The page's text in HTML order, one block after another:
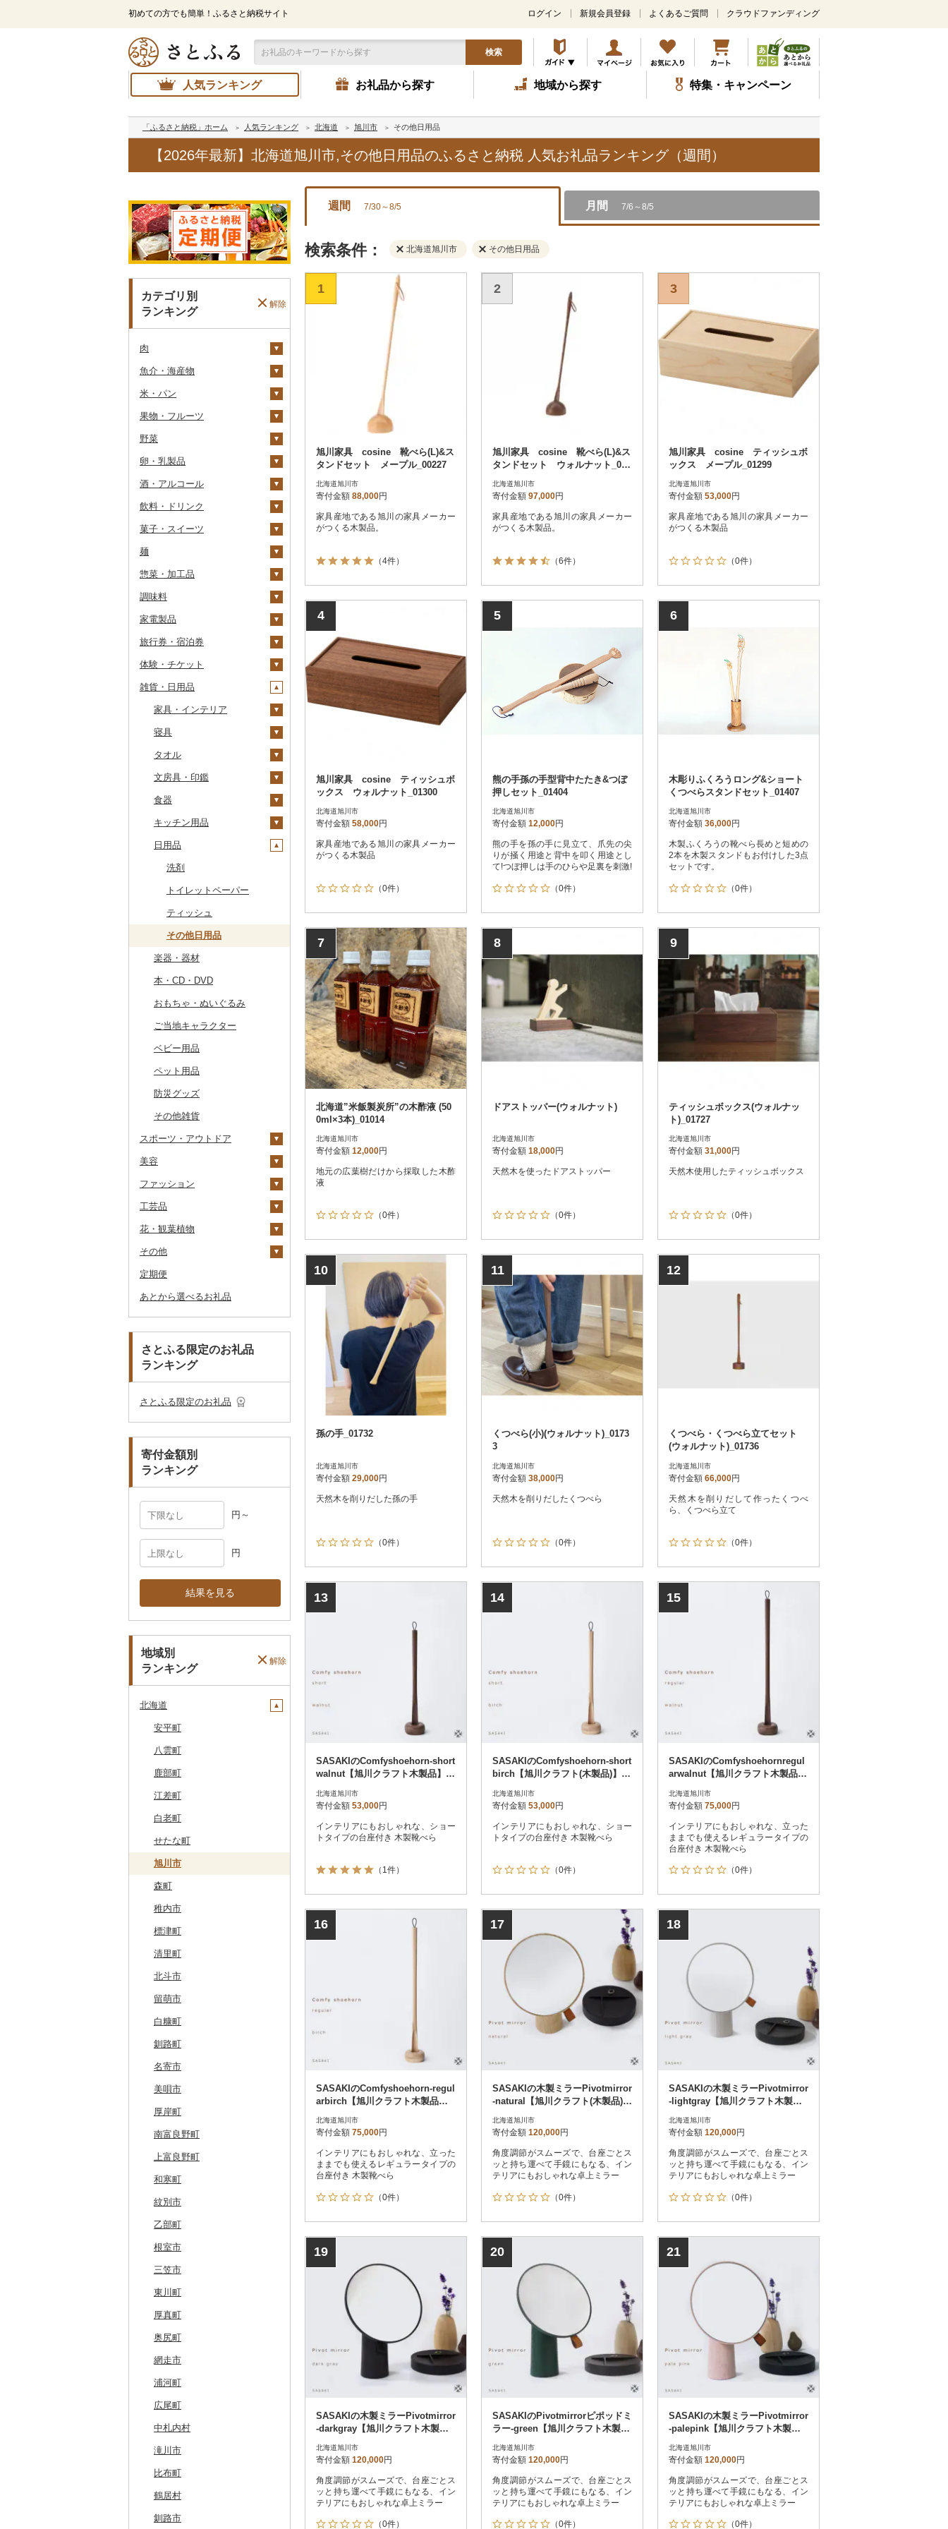
初めての方でも簡単！ふるさと納税サイト
メ
ン
コ
ン
テ
ツ
ッ
プ
ログイン 新規会員登録 よくあるご質問 クラウドファンディング
検索
人気ランキング お礼品から探す 地域から探す 特集・キャンペーン
「ふるさと納税」ホーム 人気ランキング 北海道 旭川市 その他日用品
【2026年最新】北海道旭川市,その他日用品のふるさと納税 人気お礼品ランキング（週間）
カテゴリ別
ランキング
解除
肉
牛肉（精肉）
ステーキ
すき焼き
焼肉
牛タン
和牛
黒毛和牛
仙台牛
米沢牛
山形牛
常陸牛
上州牛
飛騨牛
近江牛
神戸牛・神戸ビーフ
但馬牛
土佐あかうし
佐賀牛
長崎和牛
あか牛
宮崎牛
その他牛肉（精肉）
牛肉（加工品）
ハンバーグ
ローストビーフ
ビーフジャーキー
その他牛肉（加工品）
豚肉（精肉）
すき焼き
しゃぶしゃぶ
焼肉
アグー豚
豚肉（加工品）
ハンバーグ
もつ鍋
ハム
ソーセージ・ウインナ
鶏肉
鶏肉（精肉）
ハム・ソーセージ
唐揚げ
水炊き
地鶏
赤鶏さつま
その他鶏肉
鹿肉
馬肉
羊肉・ラム肉（ジンギス
魚介・海産物
カニ
ズワイガニ
毛ガニ
かにしゃぶ
その他カニ
エビ
ボタンエビ
伊勢海老
その他エビ
いくら
うに
明太子・たらこ
明太子
たらこ
その他魚卵
数の子
キャビア
その他魚卵
貝
鮑（アワビ）
牡蠣（カキ）
あさり
しじみ
サザエ
はまぐり
その他貝
鮮魚
鮭・サーモン
マグロ
イワシ
カツオ
金目鯛
クエ
くじら
サバ
さんま
鯛
のどぐろ
ふぐ
ブリ
ほっけ
その他鮮魚
イカ・タコ
イカ
タコ
海苔・海藻
海苔
わかめ
ひじき
その他海苔・海藻
干物
ししゃも
その他干物
その他魚介・加工品
しらす・ちりめん
かまぼこ・練り製品
その他魚介・加工品
米・パン
米
無洗米
玄米
金芽米
ゆめぴりか
コシヒカリ
はえぬき
さがびより
あきたこまち
ひとめぼれ
ミルキークィーン
ななつぼし
その他米
雑穀
餅
その他穀物加工品
パン
果物・フルーツ
ぶどう・マスカット
巨峰
ナガノパープル
ピオーネ
デラウェア
その他ぶどう・マスカ
いちご
りんご
もも
メロン
梨
和梨
洋梨・ラフランス
マンゴー
みかん・柑橘
みかん
レモン
不知火・デコポン
せとか
文旦
まどんな
ポンカン
その他柑橘
すいか
キウイ
柿（カキ）
ドライフルーツ
干し柿
干し芋
その他ドライフルーツ
その他果物
びわ
ブルーベリー
パイナップル
栗
その他果物
野菜
いも
じゃがいも
さつまいも
その他いも
トマト
フルーツトマト
ミニトマト
玉ねぎ
ねぎ
根菜
人参
大根
自然薯
レンコン
にんにく・生姜
その他根菜
アスパラガス
豆
きのこ
しいたけ
松茸
その他きのこ
その他野菜
山菜
かぼちゃ
茄子
レタス
その他野菜
卵・乳製品
卵
チーズ
ヨーグルト
バター
その他乳製品
酒・アルコール
ビール・発泡酒
ビール
地ビール・クラフトビ
日本酒
純米吟醸
大吟醸
吟醸
その他日本酒
芋焼酎
麦焼酎
米焼酎
黒糖焼酎
その他焼酎
梅酒
泡盛
ワイン
白ワイン
赤ワイン
シャンパン・スパーク
ウイスキー
リキュール・洋酒
甘酒
ノンアルコール
その他酒
飲料・ドリンク
水・ミネラルウォーター
飲料
コーヒー豆
粉
ドリップ
茶
飲料
茶葉・ティーバッグ
静岡茶
足柄茶
知覧茶
八女茶
その他茶
果汁飲料
りんごジュース
みかんジュース（オレ
紅茶
飲料
茶葉・ティーバッグ
その他飲料・ジュース
野菜ジュース
炭酸飲料
豆乳
その他飲料・ジュース
菓子・スイーツ
クッキー
焼き菓子
プリン
ゼリー
チョコレート
カステラ
アイス・ジェラート
その他洋菓子
煎餅・おかき
羊羹
饅頭
大福
その他和菓子
麺
ラーメン
うどん
そば
パスタ
ひやむぎ
そうめん
その他麺
惣菜・加工品
惣菜
餃子
シュウマイ
コロッケ
その他惣菜
カレー・シチュー
カレー
シチュー
鍋
肉
魚
その他鍋
ピザ
レトルト
スープ
豆腐・納豆
豆腐
納豆
漬物
梅干
キムチ
その他漬物
缶詰・瓶詰
肉
魚
果物
ジャム
その他缶詰・瓶詰
乾物
燻製（スモーク）
おせち
その他加工品
調味料
砂糖
塩
醤油
味噌
酢
だし
食用油
えごま油
オリーブオイル
ごま油
その他食用油
はちみつ
ドレッシング
その他調味料
みりん
ケチャップ
こしょう
その他調味料
家電製品
季節・空調家電
キッチン家電
照明器具
パソコン・周辺機器
TV・オーディオ・カメラ
美容・健康家電
カー用品
時計
その他家電
旅行券・宿泊券
旅行券
JTBふるさと旅行クー
（紙券）
その他旅行券
宿泊券
体験・チケット
PayPay商品券
食事券
温泉・サウナ・スパ利用
ゴルフプレー券
GDOふるさとゴルフ
プレークーポン
その他のゴルフプレー
券
花火大会チケット
カタログギフト
その他体験・チケット
雑貨・日用品
家具・インテリア
タンス
机・テーブル
椅子・チェア・ソファ
その他家具・インテリ
寝具
布団
枕
毛布
タオルケット
その他寝具
タオル
泉州タオル
その他タオル
文房具・印鑑
ボールペン
ノート・ファイル
印鑑
その他文房具
食器
グラス・カップ
タンブラー
箸
スプーン・フォーク・
皿・椀
弁当箱
キッチン用品
包丁
フライパン
鍋
まな板
土鍋
その他キッチン用品
日用品
洗剤
トイレットペーパー
ティッシュ
その他日用品
楽器・器材
本・CD・DVD
おもちゃ・ぬいぐるみ
ご当地キャラクター
ベビー用品
ペット用品
防災グッズ
その他雑貨
スポーツ・アウトドア
ゴルフ
ゴルフボール
ゴルフウェア
その他ゴルフ
釣り
サイクリング
アウトドア・キャンプ
その他スポーツ
その他スポーツ
美容
スキンケア
洗顔
その他スキンケア
シャンプー・リンス
石鹸・ボディーソープ
入浴剤
アロマ
プロテイン
その他美容
ファッション
鞄・バッグ
トートバッグ・ショル
ツケース
その他鞄・バッグ
洋服
女性・レディース
子供・ベビー
その他洋服
和服
靴・履物
靴・シューズ
スリッパ・下駄・草履
その他靴・履物
アクセサリー
ペンダント・ネックレ
ス
ピアス・イヤリング
その他アクセサリー
その他服飾小物
ショール・ストール
マフラー・手袋
工芸品
織物
本場奄美大島紬
陶器・漆器
唐津焼
備前焼
美濃焼
村上木彫堆朱
その他装飾品・工芸品
数珠
工芸品
播州そろばん
美濃和紙
花・観葉植物
観葉植物・苗木
花
胡蝶蘭
造花・プリザーブドフ
ラワー
その他花
盆栽・その他
その他
地域サービス
その他
定期便
あとから選べるお礼品
さとふる限定のお礼品
ランキング
さとふる限定のお礼品
寄付金額別
ランキング
円～
円
結果を見る
地域別
ランキング
解除
北海道
安平町
八雲町
鹿部町
江差町
白老町
せたな町
旭川市
森町
稚内市
標津町
清里町
北斗市
留萌市
白糠町
釧路町
名寄市
美唄市
厚岸町
南富良野町
上富良野町
和寒町
紋別市
乙部町
根室市
三笠市
東川町
厚真町
奥尻町
網走市
浦河町
広尾町
中札内村
滝川市
比布町
鶴居村
釧路市
週間 7/30～8/5 月間 7/6～8/5
検索条件： 北海道旭川市 その他日用品
1
旭川家具 cosine 靴べら(L)&ス
タンドセット メープル_00227
北海道旭川市
寄付金額 88,000円
家具産地である旭川の家具メーカー
がつくる木製品。
（4件）
2
旭川家具 cosine 靴べら(L)&ス
タンドセット ウォルナット_002
28
北海道旭川市
寄付金額 97,000円
家具産地である旭川の家具メーカー
がつくる木製品。
（6件）
3
旭川家具 cosine ティッシュボ
ックス メープル_01299
北海道旭川市
寄付金額 53,000円
家具産地である旭川の家具メーカー
がつくる木製品
（0件）
4
旭川家具 cosine ティッシュボ
ックス ウォルナット_01300
北海道旭川市
寄付金額 58,000円
家具産地である旭川の家具メーカー
がつくる木製品
（0件）
5
熊の手孫の手型背中たたき&つぼ
押しセット_01404
北海道旭川市
寄付金額 12,000円
熊の手を孫の手に見立て、爪先の尖
りが掻く用途と背中を叩く用途とし
て!つぼ押しは手のひらや足裏を刺激!
（0件）
6
木彫りふくろうロング&ショート
くつべらスタンドセット_01407
北海道旭川市
寄付金額 36,000円
木製ふくろうの靴べら長めと短めの
2本を木製スタンドもお付けした3点
セットです。
（0件）
7
北海道”米飯製炭所”の木酢液 (50
0ml×3本)_01014
北海道旭川市
寄付金額 12,000円
地元の広葉樹だけから採取した木酢
液
（0件）
8
ドアストッパー(ウォルナット)
北海道旭川市
寄付金額 18,000円
天然木を使ったドアストッパー
（0件）
9
ティッシュボックス(ウォルナッ
ト)_01727
北海道旭川市
寄付金額 31,000円
天然木使用したティッシュボックス
（0件）
10
孫の手_01732
北海道旭川市
寄付金額 29,000円
天然木を削りだした孫の手
（0件）
11
くつべら(小)(ウォルナット)_0173
3
北海道旭川市
寄付金額 38,000円
天然木を削りだしたくつべら
（0件）
12
くつべら・くつべら立てセット
(ウォルナット)_01736
北海道旭川市
寄付金額 66,000円
天然木を削りだして作ったくつべ
ら、くつべら立て
（0件）
13
SASAKIのComfyshoehorn-short
walnut【旭川クラフト木製品】_0
北海道旭川市
寄付金額 53,000円
インテリアにもおしゃれな、ショー
トタイプの台座付き 木製靴べら
（1件）
14
SASAKIのComfyshoehorn-short
birch【旭川クラフト(木製品)】_0
北海道旭川市
寄付金額 53,000円
インテリアにもおしゃれな、ショー
トタイプの台座付き 木製靴べら
（0件）
15
SASAKIのComfyshoehornregul
arwalnut【旭川クラフト木製品】
北海道旭川市
寄付金額 75,000円
インテリアにもおしゃれな、立った
ままでも使えるレギュラータイプの
台座付き 木製靴べら
（0件）
16
SASAKIのComfyshoehorn-regul
arbirch【旭川クラフト木製品】_
北海道旭川市
寄付金額 75,000円
インテリアにもおしゃれな、立った
ままでも使えるレギュラータイプの
台座付き 木製靴べら
（0件）
17
SASAKIの木製ミラーPivotmirror
-natural【旭川クラフト(木製品)】
北海道旭川市
寄付金額 120,000円
角度調節がスムーズで、台座ごとス
ッと持ち運べて手鏡にもなる、イン
テリアにもおしゃれな卓上ミラー
（0件）
18
SASAKIの木製ミラーPivotmirror
-lightgray【旭川クラフト木製
北海道旭川市
寄付金額 120,000円
角度調節がスムーズで、台座ごとス
ッと持ち運べて手鏡にもなる、イン
テリアにもおしゃれな卓上ミラー
（0件）
19
SASAKIの木製ミラーPivotmirror
-darkgray【旭川クラフト木製
北海道旭川市
寄付金額 120,000円
角度調節がスムーズで、台座ごとス
ッと持ち運べて手鏡にもなる、イン
テリアにもおしゃれな卓上ミラー
（0件）
20
SASAKIのPivotmirrorピポッドミ
ラー-green【旭川クラフト木製
北海道旭川市
寄付金額 120,000円
角度調節がスムーズで、台座ごとス
ッと持ち運べて手鏡にもなる、イン
テリアにもおしゃれな卓上ミラー
（0件）
21
SASAKIの木製ミラーPivotmirror
-palepink【旭川クラフト木製
北海道旭川市
寄付金額 120,000円
角度調節がスムーズで、台座ごとス
ッと持ち運べて手鏡にもなる、イン
テリアにもおしゃれな卓上ミラー
（0件）